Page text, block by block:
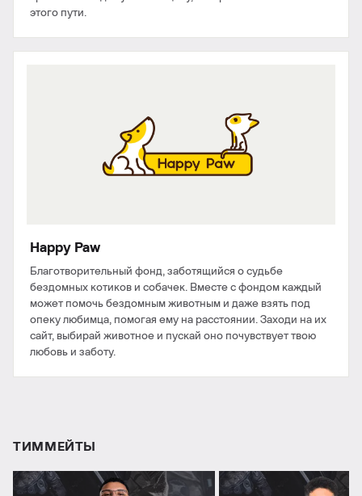
этого пути.
Happy Paw
Благотворительный фонд, заботящийся о судьбе
бездомных котиков и собачек. Вместе с фондом каждый
может помочь бездомным животным и даже взять под
опеку любимца, помогая ему на расстоянии. Заходи на их
сайт, выбирай животное и пускай оно почувствует твою
любовь и заботу.
ТИММЕЙТЫ